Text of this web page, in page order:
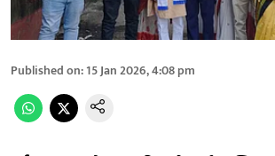
Published on:15 Jan 2026, 4:08 pm